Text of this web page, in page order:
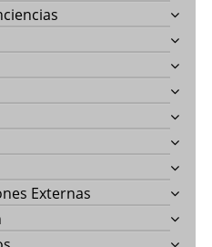
Externas